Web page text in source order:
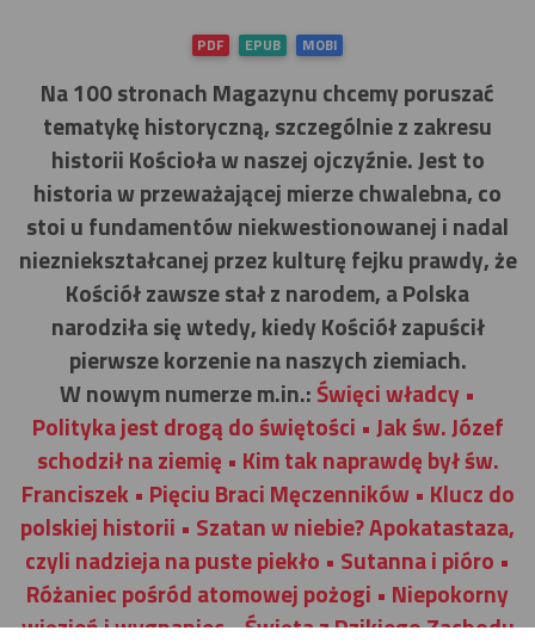
PDF EPUB MOBI
Na 100 stronach Magazynu chcemy poruszać
tematykę historyczną, szczególnie z zakresu
historii Kościoła w naszej ojczyźnie. Jest to
historia w przeważającej mierze chwalebna, co
stoi u fundamentów niekwestionowanej i nadal
niezniekształcanej przez kulturę fejku prawdy, że
Kościół zawsze stał z narodem, a Polska
narodziła się wtedy, kiedy Kościół zapuścił
pierwsze korzenie na naszych ziemiach.
W nowym numerze m.in.:Święci władcy •
Polityka jest drogą do świętości • Jak św. Józef
schodził na ziemię • Kim tak naprawdę był św.
Franciszek • Pięciu Braci Męczenników • Klucz do
polskiej historii • Szatan w niebie? Apokatastaza,
czyli nadzieja na puste piekło • Sutanna i pióro •
Różaniec pośród atomowej pożogi • Niepokorny
więzień i wygnaniec • Święta z Dzikiego Zachodu